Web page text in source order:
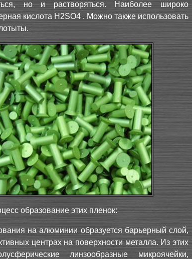
но и растворяться. Наиболее широко
кислота Н2SO4 . Можно также использовать
образование этих пленок:
на алюминии образуется барьерный слой,
центрах на поверхности металла. Из этих
линзообразные микроячейки,